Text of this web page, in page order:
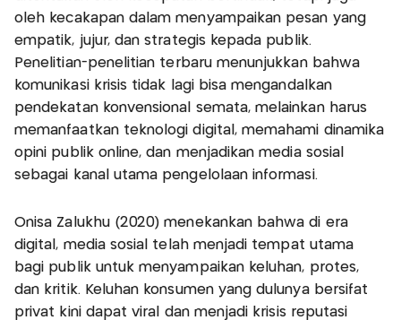
oleh kecakapan dalam menyampaikan pesan yang
empatik, jujur, dan strategis kepada publik.
Penelitian-penelitian terbaru menunjukkan bahwa
komunikasi krisis tidak lagi bisa mengandalkan
pendekatan konvensional semata, melainkan harus
memanfaatkan teknologi digital, memahami dinamika
opini publik online, dan menjadikan media sosial
sebagai kanal utama pengelolaan informasi.
Onisa Zalukhu (2020) menekankan bahwa di era
digital, media sosial telah menjadi tempat utama
bagi publik untuk menyampaikan keluhan, protes,
dan kritik. Keluhan konsumen yang dulunya bersifat
privat kini dapat viral dan menjadi krisis reputasi